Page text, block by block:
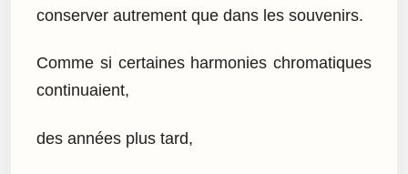
conserver autrement que dans les souvenirs.
Comme si certaines harmonies chromatiques
continuaient,
des années plus tard,